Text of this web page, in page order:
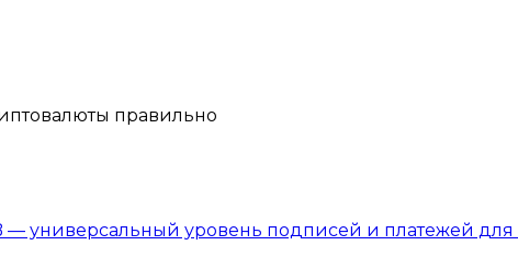
— универсальный уровень подписей и платежей для